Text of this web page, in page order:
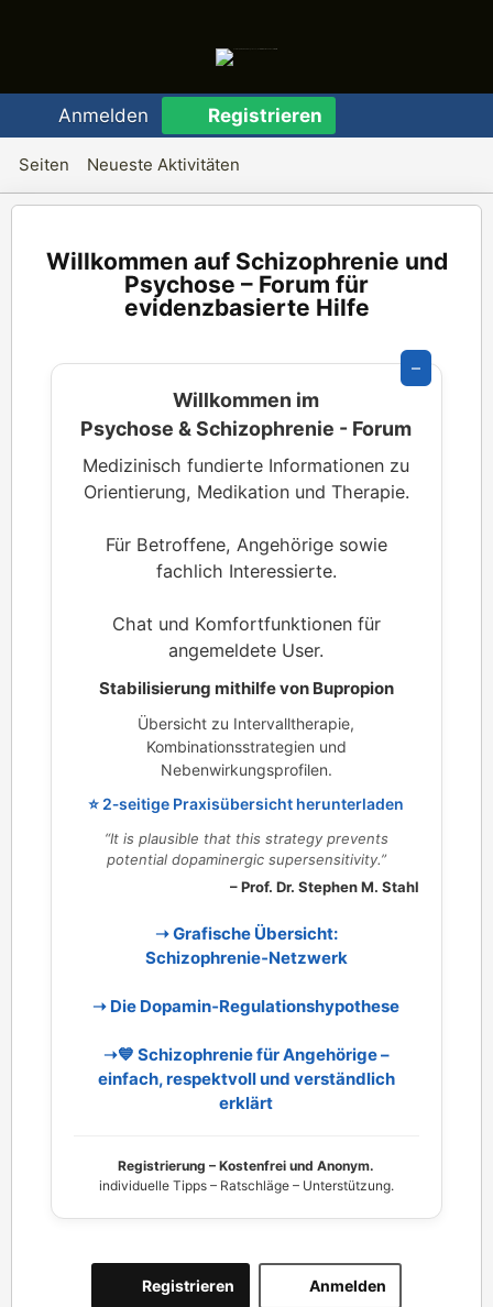
Anmelden Registrieren
Seiten Neueste Aktivitäten
Schizophrenie und
Psychose – Forum für
evidenzbasierte Hilfe
–
Willkommen im
Psychose & Schizophrenie - Forum
Medizinisch fundierte Informationen zu
Orientierung, Medikation und Therapie.
Für Betroffene, Angehörige sowie
fachlich Interessierte.
Chat und Komfortfunktionen für
angemeldete User.
Stabilisierung mithilfe von Bupropion
Übersicht zu Intervalltherapie,
Kombinationsstrategien und
Nebenwirkungsprofilen.
⭐ 2‑seitige Praxisübersicht herunterladen
“It is plausible that this strategy prevents
potential dopaminergic supersensitivity.”
– Prof. Dr. Stephen M. Stahl
➝ Grafische Übersicht:
Schizophrenie‑Netzwerk
➝ Die Dopamin‑Regulationshypothese
➝💙 Schizophrenie für Angehörige –
einfach, respektvoll und verständlich
erklärt
Registrierung – Kostenfrei und Anonym.
individuelle Tipps – Ratschläge – Unterstützung.
Anmelden
Registrieren